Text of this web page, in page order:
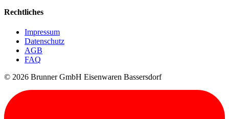
Rechtliches
Impressum
Datenschutz
AGB
FAQ
© 2026 Brunner GmbH Eisenwaren Bassersdorf